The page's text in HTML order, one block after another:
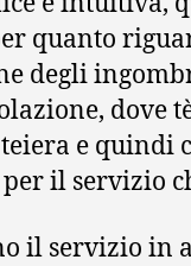
quanto
degli
dove
teiera e
il servizio
il servizio in